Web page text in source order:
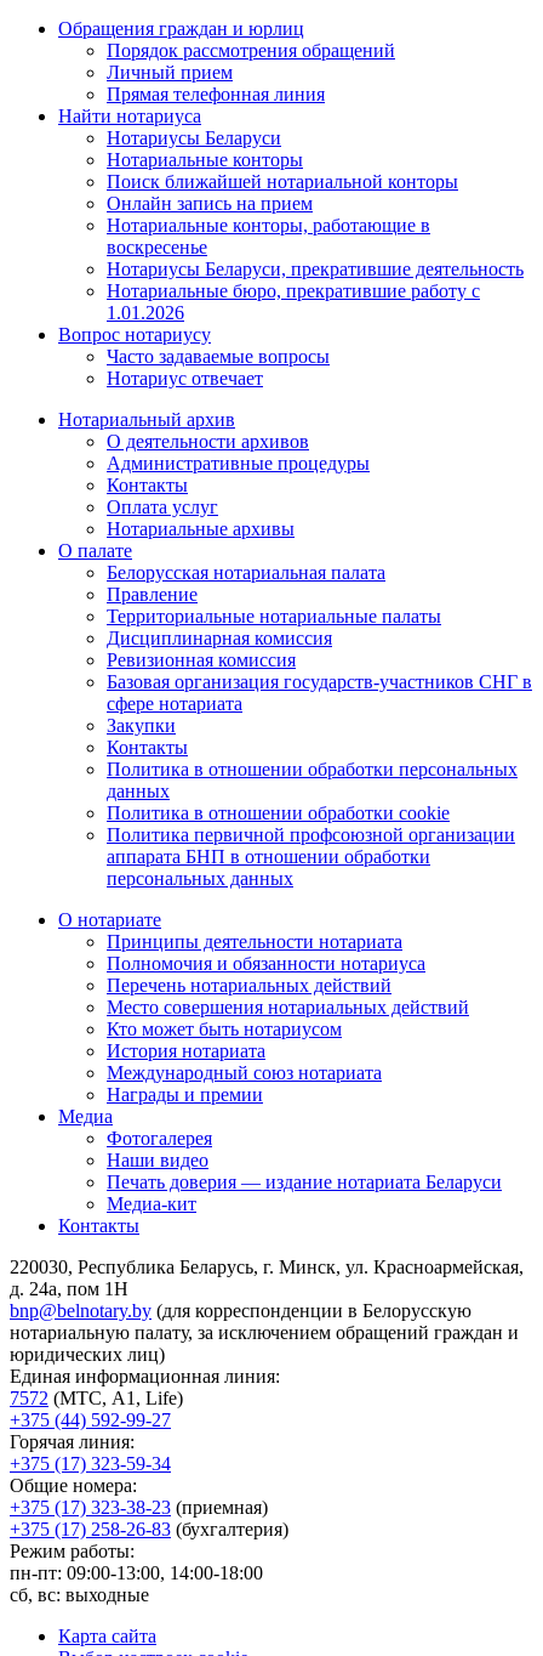
Обращения граждан и юрлиц
Порядок рассмотрения обращений
Личный прием
Прямая телефонная линия
Найти нотариуса
Нотариусы Беларуси
Нотариальные конторы
Поиск ближайшей нотариальной конторы
Онлайн запись на прием
Нотариальные конторы, работающие в
воскресенье
Нотариусы Беларуси, прекратившие деятельность
Нотариальные бюро, прекратившие работу с
1.01.2026
Вопрос нотариусу
Часто задаваемые вопросы
Нотариус отвечает
Нотариальный архив
О деятельности архивов
Административные процедуры
Контакты
Оплата услуг
Нотариальные архивы
О палате
Белорусская нотариальная палата
Правление
Территориальные нотариальные палаты
Дисциплинарная комиссия
Ревизионная комиссия
Базовая организация государств-участников СНГ в
сфере нотариата
Закупки
Контакты
Политика в отношении обработки персональных
данных
Политика в отношении обработки cookie
Политика первичной профсоюзной организации
аппарата БНП в отношении обработки
персональных данных
О нотариате
Принципы деятельности нотариата
Полномочия и обязанности нотариуса
Перечень нотариальных действий
Место совершения нотариальных действий
Кто может быть нотариусом
История нотариата
Международный союз нотариата
Награды и премии
Медиа
Фотогалерея
Наши видео
Печать доверия — издание нотариата Беларуси
Медиа-кит
Контакты
220030, Республика Беларусь, г. Минск, ул. Красноармейская,
д. 24а, пом 1Н
bnp@belnotary.by (для корреспонденции в Белорусскую
нотариальную палату, за исключением обращений граждан и
юридических лиц)
Единая информационная линия:
7572 (МТС, A1, Life)
+375 (44) 592-99-27
Горячая линия:
+375 (17) 323-59-34
Общие номера:
+375 (17) 323-38-23 (приемная)
+375 (17) 258-26-83 (бухгалтерия)
Режим работы:
пн-пт: 09:00-13:00, 14:00-18:00
сб, вс: выходные
Карта сайта